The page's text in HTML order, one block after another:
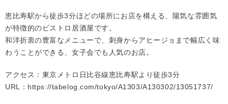
恵比寿駅から徒歩3分ほどの場所にお店を構える、陽気な雰囲気
が特徴的のビストロ居酒屋です。
和洋折衷の豊富なメニューで、刺身からアヒージョまで幅広く味
わうことができる、女子会でも人気のお店。
アクセス：東京メトロ日比谷線恵比寿駅より徒歩3分
URL： https://tabelog.com/tokyo/A1303/A130302/13051737/